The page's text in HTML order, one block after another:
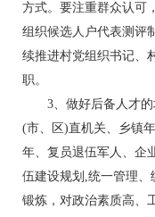
方式。要注重群众认可
组织候选人户代表测评
续推进村党组织书记、
职。
3、做好后备人才的
(市、区)直机关、乡镇
年、复员退伍军人、企
伍建设规划,统一管理
锻炼，对政治素质高、